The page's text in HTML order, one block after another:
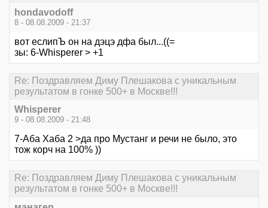
hondavodoff
8 - 08.08.2009 - 21:37
вот еслипЪ он на дэцэ дфа был...((=
зы: 6-Whisperer > +1
Re: Поздравляем Диму Плешакова с уникальным
результатом в гонке 500+ в Москве!!!
Whisperer
9 - 08.08.2009 - 21:48
7-Аба Хаба 2 >да про Мустанг и речи не было, это
тож корч на 100% ))
Re: Поздравляем Диму Плешакова с уникальным
результатом в гонке 500+ в Москве!!!